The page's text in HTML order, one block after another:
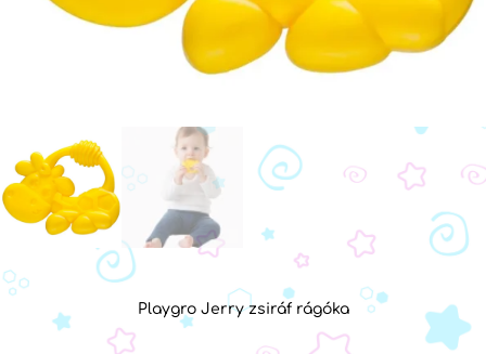
Playgro Jerry zsiráf rágóka